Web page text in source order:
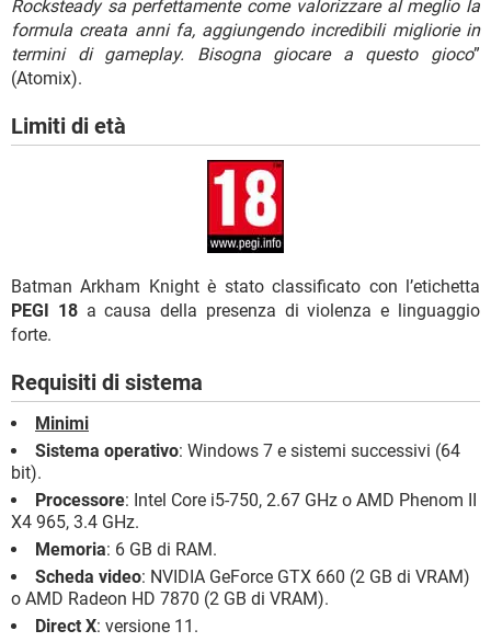
Rocksteady sa perfettamente come valorizzare al meglio la
formula creata anni fa, aggiungendo incredibili migliorie in
termini di gameplay. Bisogna giocare a questo gioco”
(Atomix).
Limiti di età
Batman Arkham Knight è stato classificato con l’etichetta
PEGI 18a causa della presenza di violenza e linguaggio
forte.
Requisiti di sistema
Minimi
Sistema operativo: Windows 7 e sistemi successivi (64
bit).
Processore: Intel Core i5-750, 2.67 GHz o AMD Phenom II
X4 965, 3.4 GHz.
Memoria: 6 GB di RAM.
Scheda video: NVIDIA GeForce GTX 660 (2 GB di VRAM)
o AMD Radeon HD 7870 (2 GB di VRAM).
Direct X: versione 11.